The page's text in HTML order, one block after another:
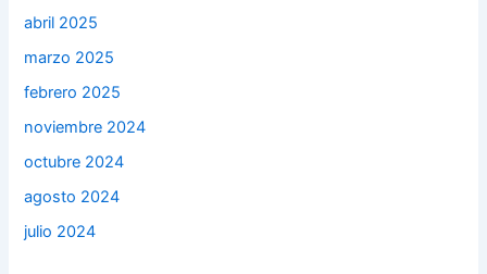
abril 2025
marzo 2025
febrero 2025
noviembre 2024
octubre 2024
agosto 2024
julio 2024